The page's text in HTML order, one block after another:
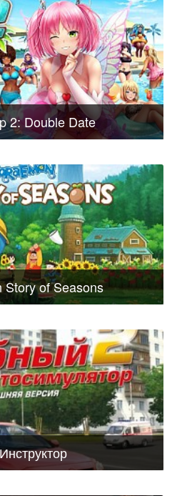
2: Double Date
Story of Seasons